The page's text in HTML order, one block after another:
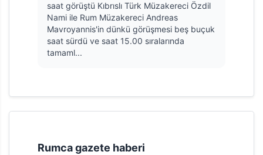
saat görüştü Kıbrıslı Türk Müzakereci Özdil
Nami ile Rum Müzakereci Andreas
Mavroyannis'in dünkü görüşmesi beş buçuk
saat sürdü ve saat 15.00 sıralarında
tamaml...
Rumca gazete haberi